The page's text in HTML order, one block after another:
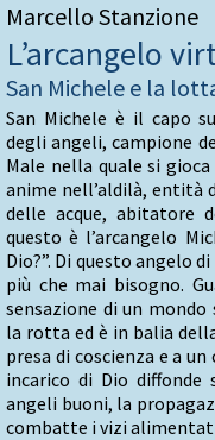
Marcello Stanzione
L’arcangelo
San Michele e la
San Michele è il capo
degli angeli, campione
Male nella quale si
anime nell’aldilà,
delle acque, abitatore
questo è l’arcangelo
Dio?”. Di questo angelo
più che mai bisogno.
sensazione di un
la rotta ed è in balia
presa di coscienza e a
incarico di Dio diffonde
angeli buoni, la
combatte i vizi